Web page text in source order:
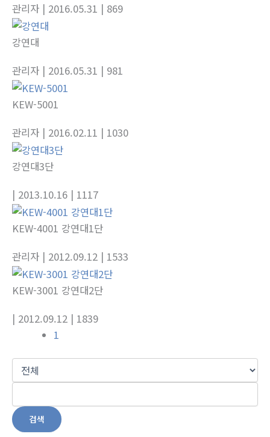
관리자 | 2016.05.31 | 869
강연대
관리자 | 2016.05.31 | 981
KEW-5001
관리자 | 2016.02.11 | 1030
강연대3단
| 2013.10.16 | 1117
KEW-4001 강연대1단
관리자 | 2012.09.12 | 1533
KEW-3001 강연대2단
| 2012.09.12 | 1839
1
검색